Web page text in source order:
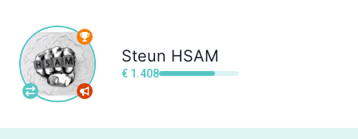
Steun HSAM
€ 1.408